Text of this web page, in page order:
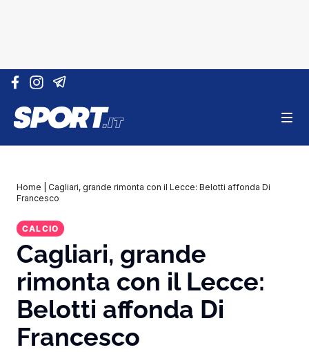
Vai al contenuto
Home
Cagliari, grande rimonta con il Lecce: Belotti affonda Di
Francesco
CALCIO
Cagliari, grande
rimonta con il Lecce:
Belotti affonda Di
Francesco